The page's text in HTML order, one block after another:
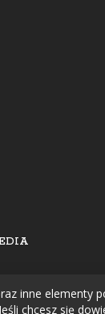
inne elementy
chcesz się